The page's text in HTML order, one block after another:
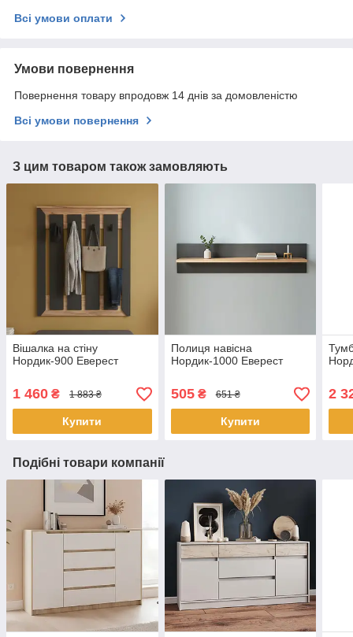
Всі умови оплати
Умови повернення
Повернення товару впродовж 14 днів за домовленістю
Всі умови повернення
З цим товаром також замовляють
Вішалка на стіну
Нордик-900 Еверест
1 460 ₴ 1 883 ₴
Купити
Полиця навісна
Нордик-1000 Еверест
505₴ 651 ₴
Купити
2
Подібні товари компанії